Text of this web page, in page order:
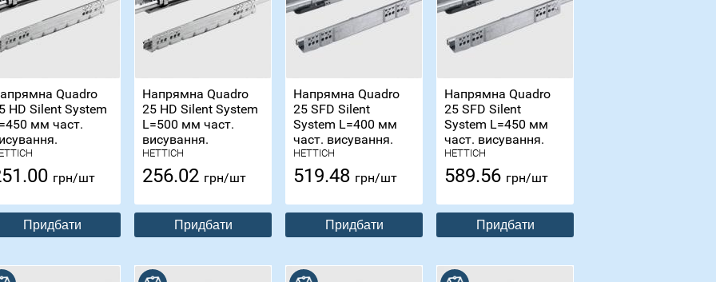
Quadro
HD Silent System
мм част.
грн/шт
Придбати
Напрямна Quadro
25 HD Silent System
L=500 мм част.
висування.
HETTICH
256.02 грн/шт
Придбати
Напрямна Quadro
25 SFD Silent
System L=400 мм
част. висування.
HETTICH
519.48 грн/шт
Придбати
Напрямна Quadro
25 SFD Silent
System L=450 мм
част. висування.
HETTICH
589.56 грн/шт
Придбати